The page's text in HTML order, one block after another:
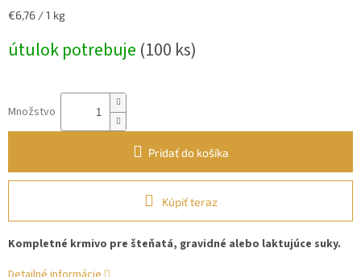
Jednotková
€6,76 / 1 kg
útulok potrebuje (100 ks)
Množstvo
Pridať do košíka
Kúpiť teraz
Kompletné krmivo pre šteňatá, gravidné alebo laktujúce suky.